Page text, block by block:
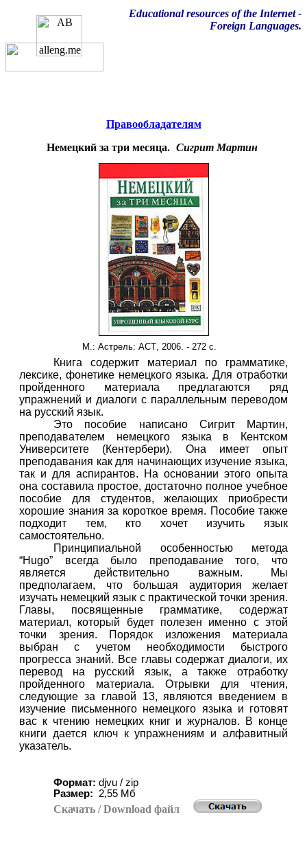
Educational resources of the Internet-
Foreign Languages.
Правообладателям
Немецкий за три месяца. Сигрит Мартин
М.: Астрель: АСТ, 2006. - 272 с.
Книга содержит материал по грамматике,
лексике, фонетике немецкого языка. Для отработки
пройденного материала предлагаются ряд
упражнений и диалоги с параллельным переводом
на русский язык.
Это пособие написано Сигрит Мартин,
преподавателем немецкого языка в Кентском
Университете (Кентербери). Она имеет опыт
преподавания как для начинающих изучение языка,
так и для аспирантов. На основании этого опыта
она составила простое, достаточно полное учебное
пособие для студентов, желающих приобрести
хорошие знания за короткое время. Пособие также
подходит тем, кто хочет изучить язык
самостоятельно.
Принципиальной особенностью метода
“Hugo” всегда было преподавание того, что
является действительно важным. Мы
предполагаем, что большая аудитория желает
изучать немецкий язык с практической точки зрения.
Главы, посвященные грамматике, содержат
материал, который будет полезен именно с этой
точки зрения. Порядок изложения материала
выбран с учетом необходимости быстрого
прогресса знаний. Все главы содержат диалоги, их
перевод на русский язык, а также отработку
пройденного материала. Отрывки для чтения,
следующие за главой 13, являются введением в
изучение письменного немецкого языка и готовят
вас к чтению немецких книг и журналов. В конце
книги дается ключ к упражнениям и алфавитный
указатель.
Формат: djvu / zip
Размер:
2,55 Мб
Скачать / Download файл